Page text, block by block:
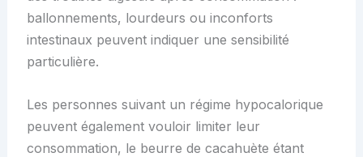
ballonnements, lourdeurs ou inconforts
intestinaux peuvent indiquer une sensibilité
particulière.
Les personnes suivant un régime hypocalorique
peuvent également vouloir limiter leur
consommation, le beurre de cacahuète étant